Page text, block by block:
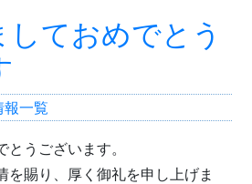
しておめでとう
報一覧
うございます。
を賜り、厚く御礼を申し上げま